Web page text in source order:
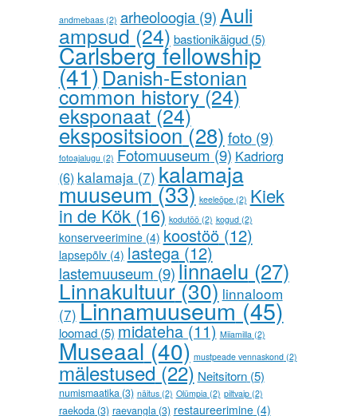
andmebaas(2) arheoloogia(9)Auli
ampsud (24) bastionikäigud(5)
Carlsberg fellowship
(41)Danish-Estonian
common history(24)
eksponaat(24)
ekspositsioon(28) foto(9)
fotoajalugu(2) Fotomuuseum (9) Kadriorg
(6) kalamaja (7)kalamaja
muuseum(33) keeleõpe(2) Kiek
in de Kök(16) kodutöö(2) kogud(2)
konserveerimine(4) koostöö(12)
lapsepõlv(4) lastega(12)
lastemuuseum (9)linnaelu (27)
Linnakultuur(30) linnaloom
(7)Linnamuuseum(45)
loomad(5) midateha(11) Miiamilla(2)
Museaal (40) mustpeade vennaskond(2)
mälestused(22) Neitsitorn(5)
numismaatika(3) näitus(2) Olümpia(2) piltvaip(2)
raekoda(3) raevangla(3) restaureerimine(4)